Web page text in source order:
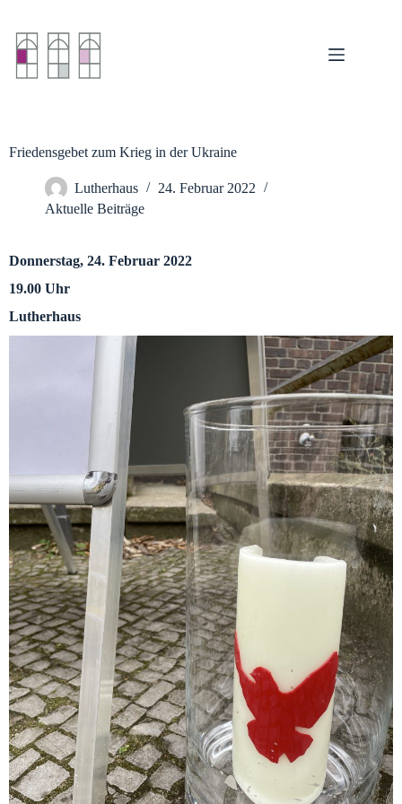
Inhalt
springen
Friedensgebet zum Krieg in der Ukraine
Lutherhaus
24. Februar 2022
Aktuelle Beiträge
Donnerstag, 24. Februar 2022
19.00 Uhr
Lutherhaus